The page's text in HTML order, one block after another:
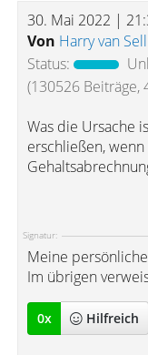
30. Mai 2022 |
Von Harry van Sell
Status:
(130526 Beiträge,
Was die Ursache
erschließen,
Signatur:
Meine
Im übrigen
0x Hilfreich